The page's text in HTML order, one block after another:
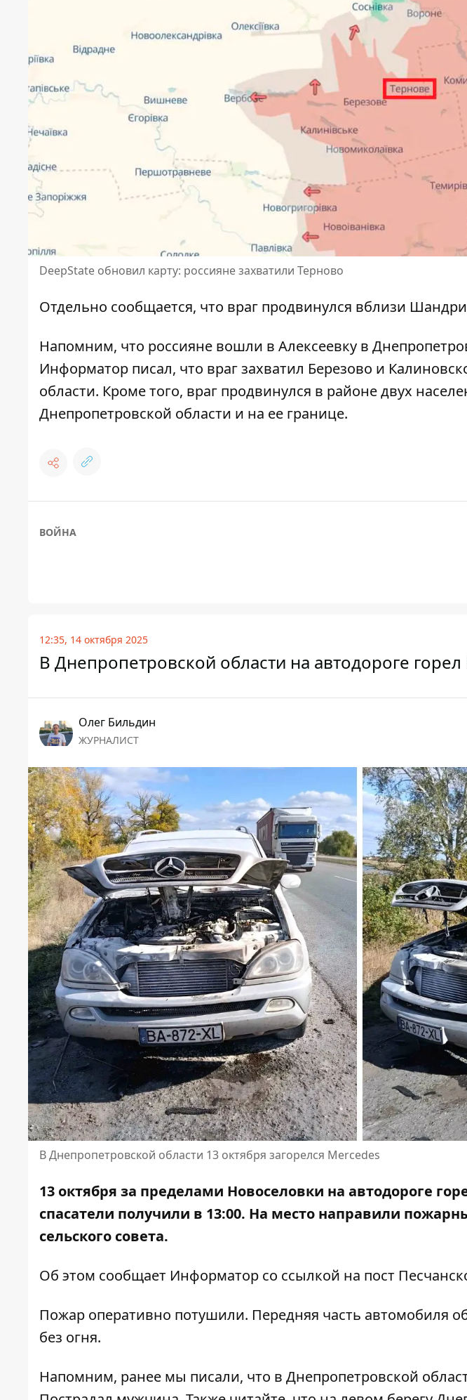
DeepState обновил карту: россияне захватили Терново
Отдельно сообщается, что враг продвинулся вблизи
Напомним, что россияне вошли в Алексеевку в
Информатор писал, что враг захватил Березово и
области. Кроме того, враг продвинулся в районе двух
Днепропетровской области и на ее границе.
ВОЙНА
12:35, 14 октября 2025
В Днепропетровской области на автодороге
Олег Бильдин
ЖУРНАЛИСТ
В Днепропетровской области 13 октября загорелся Mercedes
13 октября за пределами Новоселовки на автодороге
спасатели получили в 13:00. На место направили
сельского совета.
Об этом сообщает Информатор со ссылкой на пост
Пожар оперативно потушили. Передняя часть автомобиля
без огня.
Напомним, ранее мы писали, что в Днепропетровской